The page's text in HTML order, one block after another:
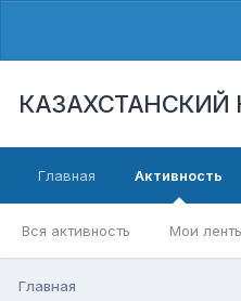
Главная Активность
Вся активность Мои
Главная